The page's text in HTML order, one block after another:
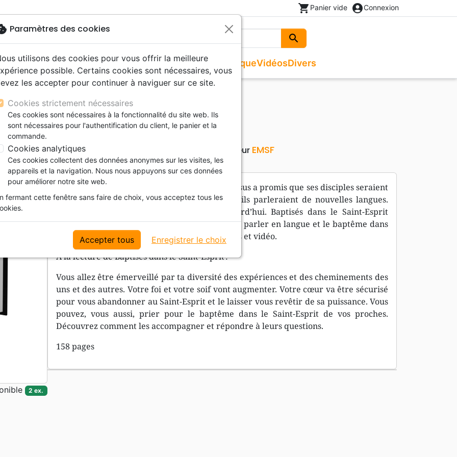
shopping_cart Panier vide account_circleConnexion
search
Rechercher
Nouveautés Bibles
gros caractères
d'étude
de mariage
Nouveaux Testaments
Evangiles et extraits
Bibles langues étrangères
Livres
Audio
Couple, famille, individu
Enfants
Formation
Jeunesse
adultes
CD Jeunesse
Musique
CD Isräel
Noël, Musique de fête
CD Enfants
Vidéos
spectacles
conférences
Films, fiction
Histoires vraies, témoignages
Divers
Commerce équitable
Accessoires de Bible
BAPTISES DANS LE SAINT ESPRIT
BAPTISES DANS LE SAINT ESPRIT
Référence Editeur EMSF
Description Détails du produit
Dieu veut vous baptiser dans le Saint-Esprit. Jésus a promis que ses disciples seraient
revêtus de la puissance du Saint-Esprit et qu’ils parleraient de nouvelles langues.
Cette promesse est pour vous, encore aujourd’hui. Baptisés dans le Saint-Esprit
répond à plus de 40 questions classiques sur le parler en langue et le baptême dans
le Saint-Esprit et contient 60 témoignages écrits et vidéo.
À la lecture de Baptisés dans le Saint-Esprit :
Vous allez être émerveillé par ta diversité des expériences et des cheminements des
uns et des autres. Votre foi et votre soif vont augmenter. Votre cœur va être sécurisé
pour vous abandonner au Saint-Esprit et le laisser vous revêtir de sa puissance. Vous
pouvez, vous aussi, prier pour le baptême dans le Saint-Esprit de vos proches.
Découvrez comment les accompagner et répondre à leurs questions.
158 pages
2 ex.
Paramètres des cookies
utilisons des cookies pour vous offrir la meilleure
possible. Certains cookies sont nécessaires, vous
les accepter pour continuer à naviguer sur ce site.
Cookies strictement nécessaires
Ces cookies sont nécessaires à la fonctionnalité du site web. Ils
sont nécessaires pour l'authentification du client, le panier et la
commande.
Cookies analytiques
Ces cookies collectent des données anonymes sur les visites, les
appareils et la navigation. Nous nous appuyons sur ces données
pour améliorer notre site web.
fermant cette fenêtre sans faire de choix, vous acceptez tous les
Accepter tous Enregistrer le choix